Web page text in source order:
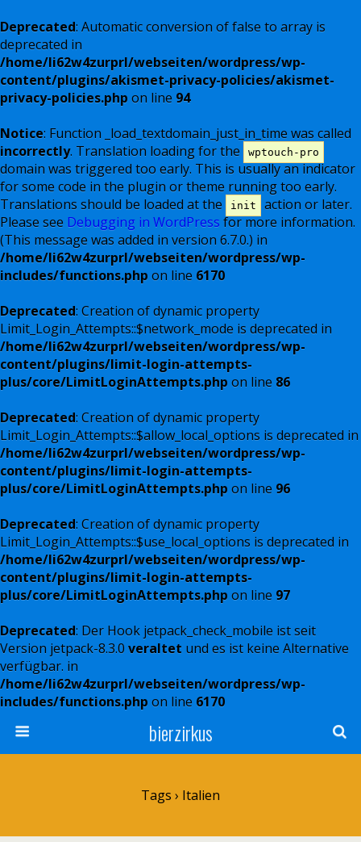
Deprecated: Automatic conversion of false to array is
deprecated in
/home/li62w4zurprl/webseiten/wordpress/wp-
content/plugins/akismet-privacy-policies/akismet-
privacy-policies.php on line 94
Notice: Function _load_textdomain_just_in_time was called
incorrectly. Translation loading for the wptouch-pro
domain was triggered too early. This is usually an indicator
for some code in the plugin or theme running too early.
Translations should be loaded at the
init
action or later.
Please see Debugging in WordPress for more information.
(This message was added in version 6.7.0.) in
/home/li62w4zurprl/webseiten/wordpress/wp-
includes/functions.php on line 6170
Deprecated: Creation of dynamic property
Limit_Login_Attempts::$network_mode is deprecated in
/home/li62w4zurprl/webseiten/wordpress/wp-
content/plugins/limit-login-attempts-
plus/core/LimitLoginAttempts.php on line 86
Deprecated: Creation of dynamic property
Limit_Login_Attempts::$allow_local_options is deprecated in
/home/li62w4zurprl/webseiten/wordpress/wp-
content/plugins/limit-login-attempts-
plus/core/LimitLoginAttempts.php on line 96
Deprecated: Creation of dynamic property
Limit_Login_Attempts::$use_local_options is deprecated in
/home/li62w4zurprl/webseiten/wordpress/wp-
content/plugins/limit-login-attempts-
plus/core/LimitLoginAttempts.php on line 97
Deprecated: Der Hook jetpack_check_mobile ist seit
Version jetpack-8.3.0 veraltet und es ist keine Alternative
verfügbar. in
/home/li62w4zurprl/webseiten/wordpress/wp-
includes/functions.php on line 6170
bierzirkus
Tags › Italien